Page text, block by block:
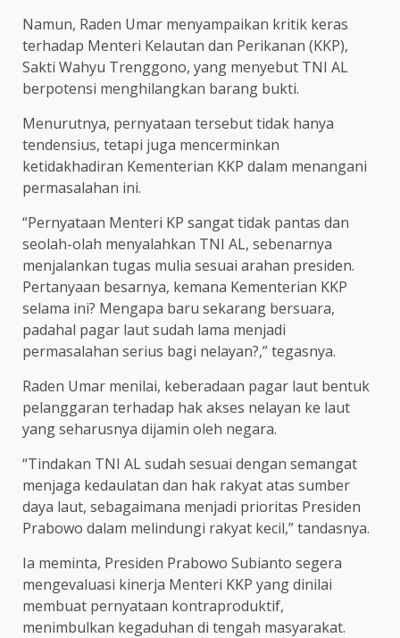
Namun, Raden Umar menyampaikan kritik keras
terhadap Menteri Kelautan dan Perikanan (KKP),
Sakti Wahyu Trenggono, yang menyebut TNI AL
berpotensi menghilangkan barang bukti.
Menurutnya, pernyataan tersebut tidak hanya
tendensius, tetapi juga mencerminkan
ketidakhadiran Kementerian KKP dalam menangani
permasalahan ini.
“Pernyataan Menteri KP sangat tidak pantas dan
seolah-olah menyalahkan TNI AL, sebenarnya
menjalankan tugas mulia sesuai arahan presiden.
Pertanyaan besarnya, kemana Kementerian KKP
selama ini? Mengapa baru sekarang bersuara,
padahal pagar laut sudah lama menjadi
permasalahan serius bagi nelayan?,” tegasnya.
Raden Umar menilai, keberadaan pagar laut bentuk
pelanggaran terhadap hak akses nelayan ke laut
yang seharusnya dijamin oleh negara.
“Tindakan TNI AL sudah sesuai dengan semangat
menjaga kedaulatan dan hak rakyat atas sumber
daya laut, sebagaimana menjadi prioritas Presiden
Prabowo dalam melindungi rakyat kecil,” tandasnya.
Ia meminta, Presiden Prabowo Subianto segera
mengevaluasi kinerja Menteri KKP yang dinilai
membuat pernyataan kontraproduktif,
menimbulkan kegaduhan di tengah masyarakat.